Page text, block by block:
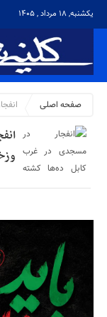
یکشنبه, ۱۸ مرداد , ۱۴۰۵
صفحه اصلی